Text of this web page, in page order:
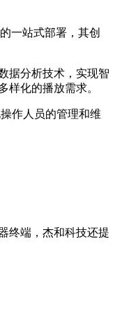
一站式部署，其创
据分析技术，实现智
化的播放需求。
作人员的管理和维
终端，杰和科技还提